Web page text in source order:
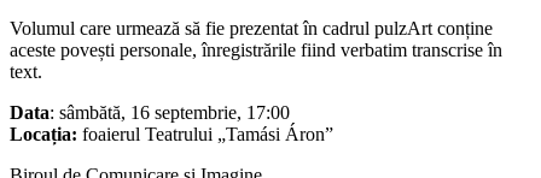
Volumul care urmează să fie prezentat în cadrul pulzArt conține
aceste povești personale, înregistrările fiind verbatim transcrise în
text.
Data: sâmbătă, 16 septembrie, 17:00
Locația: foaierul Teatrului „Tamási Áron”